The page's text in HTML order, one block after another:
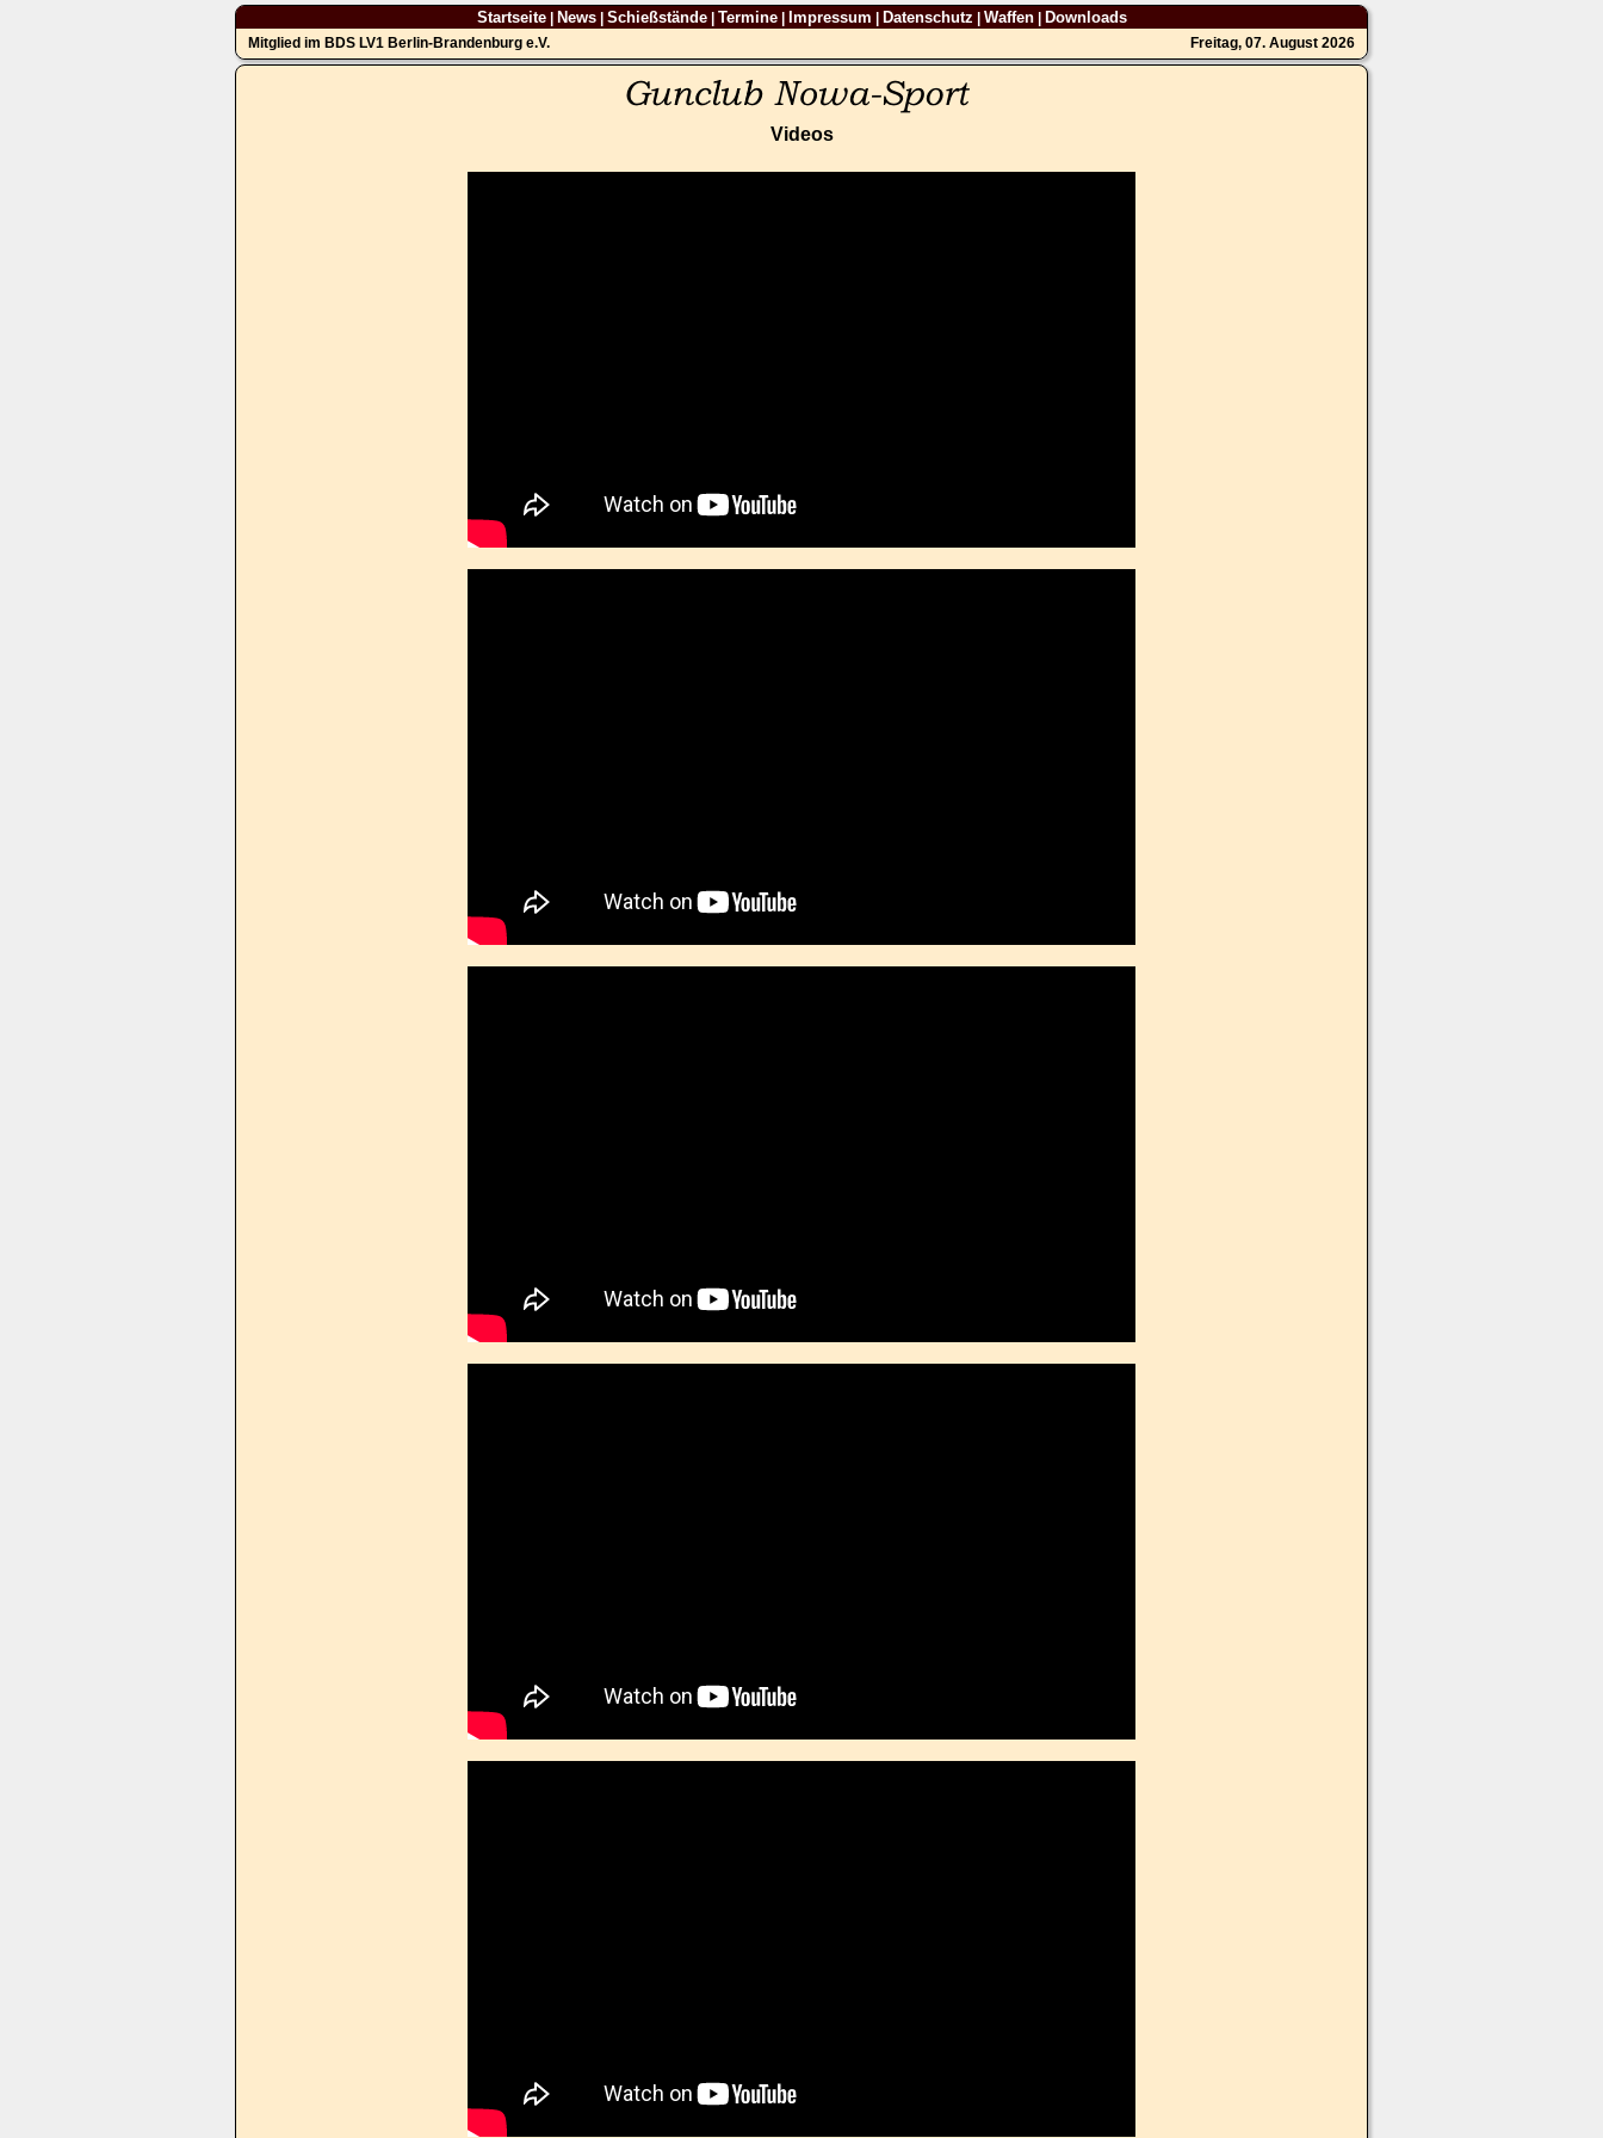
Startseite| News| Schießstände| Termine| Impressum Datenschutz Waffen| Downloads
Mitglied im BDS LV1 Berlin-Brandenburg e.V. Freitag, 07. August 2026
Videos